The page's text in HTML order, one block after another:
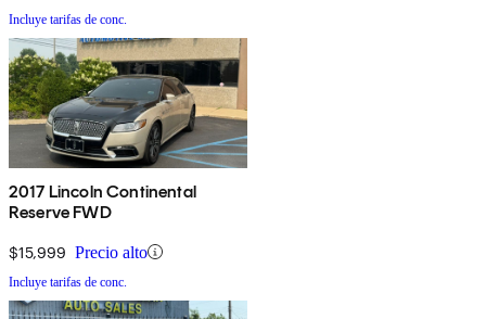
Incluye tarifas de conc.
2017 Lincoln Continental
Reserve FWD
$15,999 Precio alto
Incluye tarifas de conc.